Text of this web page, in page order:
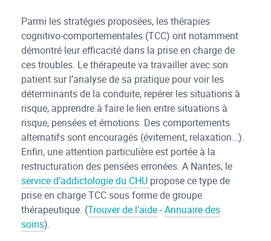
Parmi les stratégies proposées, les thérapies
cognitivo-comportementales (TCC) ont notamment
démontré leur efficacité dans la prise en charge de
ces troubles. Le thérapeute va travailler avec son
patient sur l’analyse de sa pratique pour voir les
déterminants de la conduite, repérer les situations à
risque, apprendre à faire le lien entre situations à
risque, pensées et émotions. Des comportements
alternatifs sont encouragés (évitement, relaxation…).
Enfin, une attention particulière est portée à la
restructuration des pensées erronées. A Nantes, le
service d’addictologie du CHU propose ce type de
prise en charge TCC sous forme de groupe
thérapeutique. (Trouver de l’aide-Annuaire des
soins).